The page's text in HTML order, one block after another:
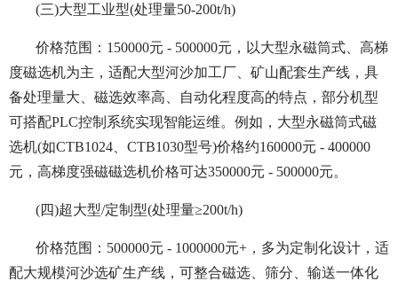
(三)大型工业型(处理量50-200t/h)
价格范围：150000元 - 500000元，以大型永磁筒式、高梯
度磁选机为主，适配大型河沙加工厂、矿山配套生产线，具
备处理量大、磁选效率高、自动化程度高的特点，部分机型
可搭配PLC控制系统实现智能运维。例如，大型永磁筒式磁
选机(如CTB1024、CTB1030型号)价格约160000元 - 400000
元，高梯度强磁磁选机价格可达350000元 - 500000元。
(四)超大型/定制型(处理量≥200t/h)
价格范围：500000元 - 1000000元+，多为定制化设计，适
配大规模河沙选矿生产线，可整合磁选、筛分、输送一体化